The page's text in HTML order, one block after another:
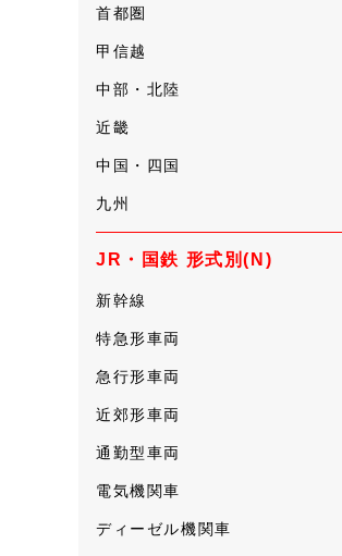
首都圏
甲信越
中部・北陸
近畿
中国・四国
九州
JR・国鉄 形式別(N)
新幹線
特急形車両
急行形車両
近郊形車両
通勤型車両
電気機関車
ディーゼル機関車